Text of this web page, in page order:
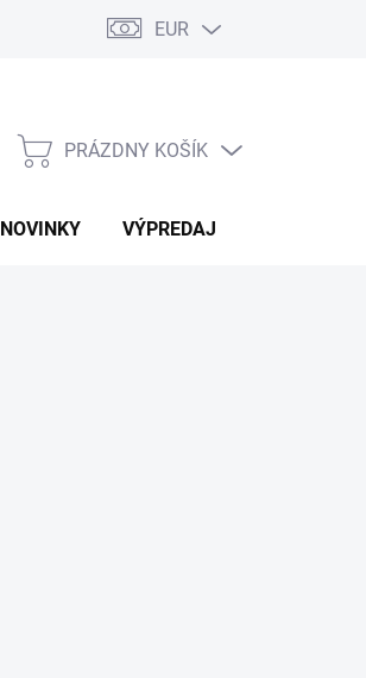
EUR
NÁKUPNÝ
PRÁZDNY KOŠÍK
NOVINKY VÝPREDAJ